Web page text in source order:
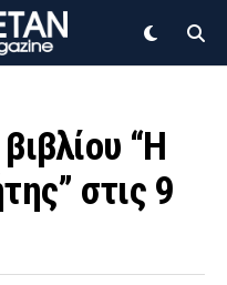
“Η
στις 9